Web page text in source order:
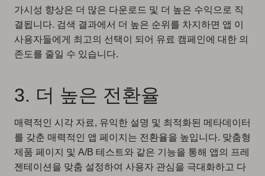
가시성 향상은 더 많은 다운로드 및 더 높은 수익으로 직
결됩니다. 검색 결과에서 더 높은 순위를 차지하면 앱 이
사용자들에게 최고의 선택이 되어 유료 캠페인에 대한 의
존도를 줄일 수 있습니다.
3. 더 높은 전환율
매력적인 시각 자료, 유익한 설명 및 최적화된 메타데이터
를 갖춘 매력적인 앱 페이지는 전환율을 높입니다. 맞춤형
제품 페이지 및 A/B 테스트와 같은 기능을 통해 앱의 프레
젠테이션을 맞춤 설정하여 사용자 관심을 극대화하고 다